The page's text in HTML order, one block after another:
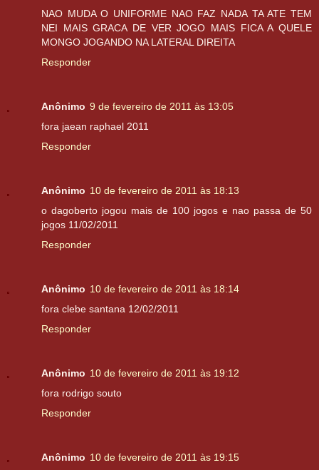
NAO MUDA O UNIFORME NAO FAZ NADA TA ATE TEM
NEI MAIS GRACA DE VER JOGO MAIS FICA A QUELE
MONGO JOGANDO NA LATERAL DIREITA
Responder
Anônimo 9 de fevereiro de 2011 às 13:05
fora jaean raphael 2011
Responder
Anônimo 10 de fevereiro de 2011 às 18:13
o dagoberto jogou mais de 100 jogos e nao passa de 50
jogos 11/02/2011
Responder
Anônimo 10 de fevereiro de 2011 às 18:14
fora clebe santana 12/02/2011
Responder
Anônimo 10 de fevereiro de 2011 às 19:12
fora rodrigo souto
Responder
Anônimo 10 de fevereiro de 2011 às 19:15